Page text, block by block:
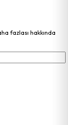
fazlası hakkında